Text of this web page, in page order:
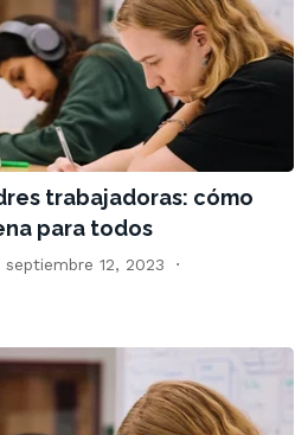
trabajadoras: cómo
para todos
septiembre 12, 2023